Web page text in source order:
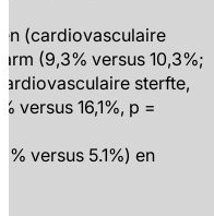
(cardiovasculaire
(9,3% versus 10,3%;
sterfte,
versus 16,1%, p =
versus 5.1%) en